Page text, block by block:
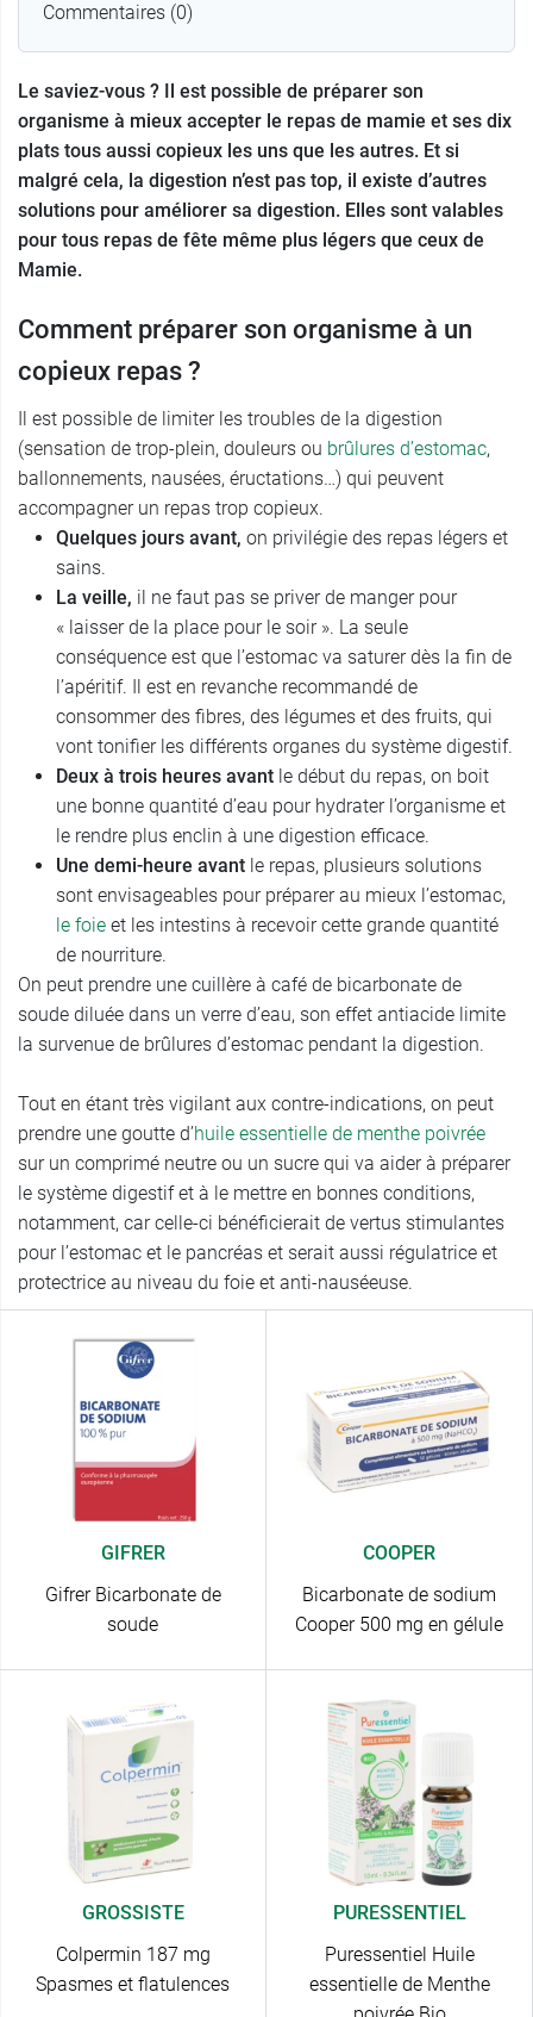
Commentaires (0)
Le saviez-vous ? Il est possible de préparer son
organisme à mieux accepter le repas de mamie et ses dix
plats tous aussi copieux les uns que les autres. Et si
malgré cela, la digestion n’est pas top, il existe d’autres
solutions pour améliorer sa digestion. Elles sont valables
pour tous repas de fête même plus légers que ceux de
Mamie.
Comment préparer son organisme à un
copieux repas ?
Il est possible de limiter les troubles de la digestion
(sensation de trop-plein, douleurs ou brûlures d’estomac,
ballonnements, nausées, éructations…) qui peuvent
accompagner un repas trop copieux.
Quelques jours avant, on privilégie des repas légers et
sains.
La veille, il ne faut pas se priver de manger pour
« laisser de la place pour le soir ». La seule
conséquence est que l’estomac va saturer dès la fin de
l’apéritif. Il est en revanche recommandé de
consommer des fibres, des légumes et des fruits, qui
vont tonifier les différents organes du système digestif.
Deux à trois heures avant le début du repas, on boit
une bonne quantité d’eau pour hydrater l’organisme et
le rendre plus enclin à une digestion efficace.
Une demi-heure avant le repas, plusieurs solutions
sont envisageables pour préparer au mieux l’estomac,
le foie et les intestins à recevoir cette grande quantité
de nourriture.
On peut prendre une cuillère à café de bicarbonate de
soude diluée dans un verre d’eau, son effet antiacide limite
la survenue de brûlures d’estomac pendant la digestion.
Tout en étant très vigilant aux contre-indications, on peut
prendre une goutte d’huile essentielle de menthe poivrée
sur un comprimé neutre ou un sucre qui va aider à préparer
le système digestif et à le mettre en bonnes conditions,
notamment, car celle-ci bénéficierait de vertus stimulantes
pour l’estomac et le pancréas et serait aussi régulatrice et
protectrice au niveau du foie et anti-nauséeuse.
GIFRER
Gifrer Bicarbonate de
soude
COOPER
Bicarbonate de sodium
Cooper 500 mg en gélule
GROSSISTE
Colpermin 187 mg
Spasmes et flatulences
PURESSENTIEL
Puressentiel Huile
essentielle de Menthe